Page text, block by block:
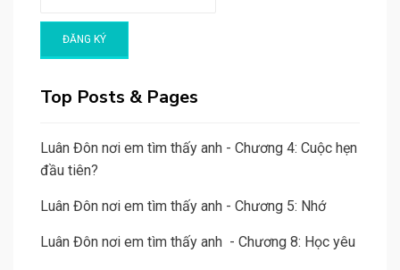
Top Posts & Pages
Luân Đôn nơi em tìm thấy anh - Chương 4: Cuộc hẹn
đầu tiên?
Luân Đôn nơi em tìm thấy anh - Chương 5: Nhớ
Luân Đôn nơi em tìm thấy anh - Chương 8: Học yêu